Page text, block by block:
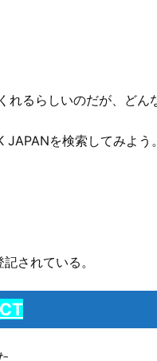
るらしいのだが、どん
を検索してみよう。
されている。